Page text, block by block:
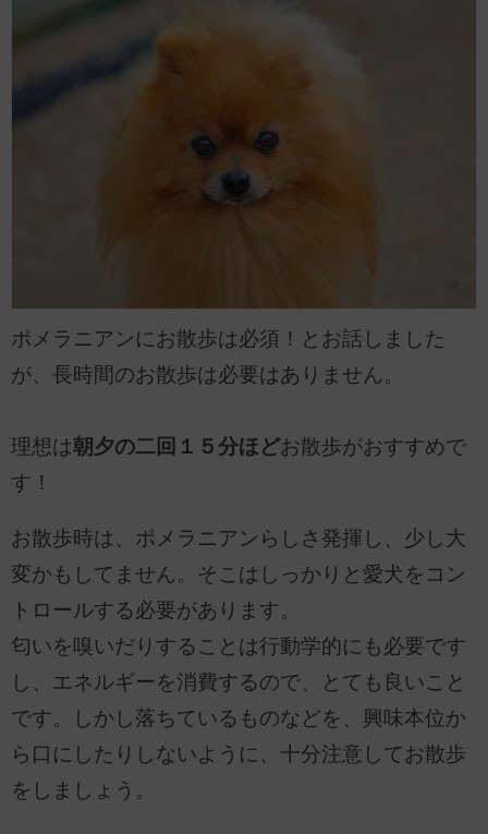
ポメラニアンにお散歩は必須！とお話しました
が、長時間のお散歩は必要はありません。
理想は朝夕の二回１５分ほどお散歩がおすすめで
す！
お散歩時は、ポメラニアンらしさ発揮し、少し大
変かもしてません。そこはしっかりと愛犬をコン
トロールする必要があります。
匂いを嗅いだりすることは行動学的にも必要です
し、エネルギーを消費するので、とても良いこと
です。しかし落ちているものなどを、興味本位か
ら口にしたりしないように、十分注意してお散歩
をしましょう。